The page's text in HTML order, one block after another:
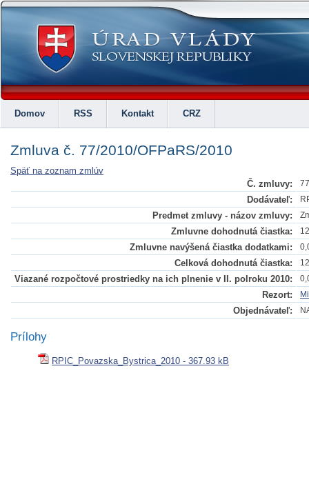
Domov RSS Kontakt CRZ
Zmluva č. 77/2010/OFPaRS/2010
Späť na zoznam zmlúv
Č. zmluvy:
Dodávateľ:
Predmet zmluvy - názov zmluvy:
Zmluvne dohodnutá čiastka:
Zmluvne navýšená čiastka dodatkami:
Celková dohodnutá čiastka:
Viazané rozpočtové prostriedky na ich plnenie v II. polroku 2010:
Rezort:
Objednávateľ:
Prílohy
RPIC_Povazska_Bystrica_2010 - 367.93 kB